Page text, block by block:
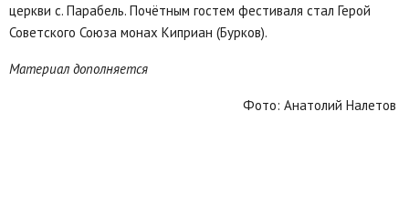
церкви с. Парабель. Почётным гостем фестиваля стал Герой
Советского Союза монах Киприан (Бурков).
Материал дополняется
Фото: Анатолий Налетов